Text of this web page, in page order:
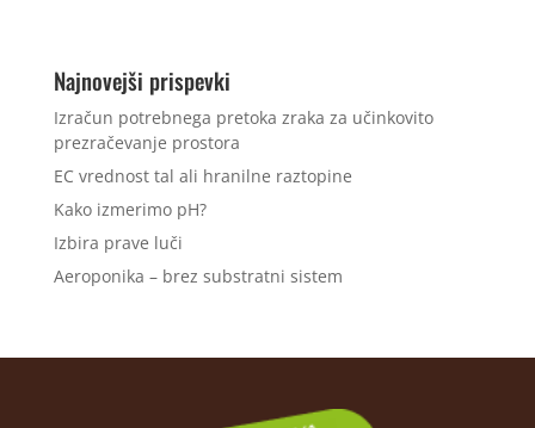
Najnovejši prispevki
Izračun potrebnega pretoka zraka za učinkovito
prezračevanje prostora
EC vrednost tal ali hranilne raztopine
Kako izmerimo pH?
Izbira prave luči
Aeroponika – brez substratni sistem